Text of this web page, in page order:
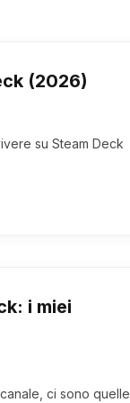
(2026)
su Steam Deck
i miei
ci sono quelle